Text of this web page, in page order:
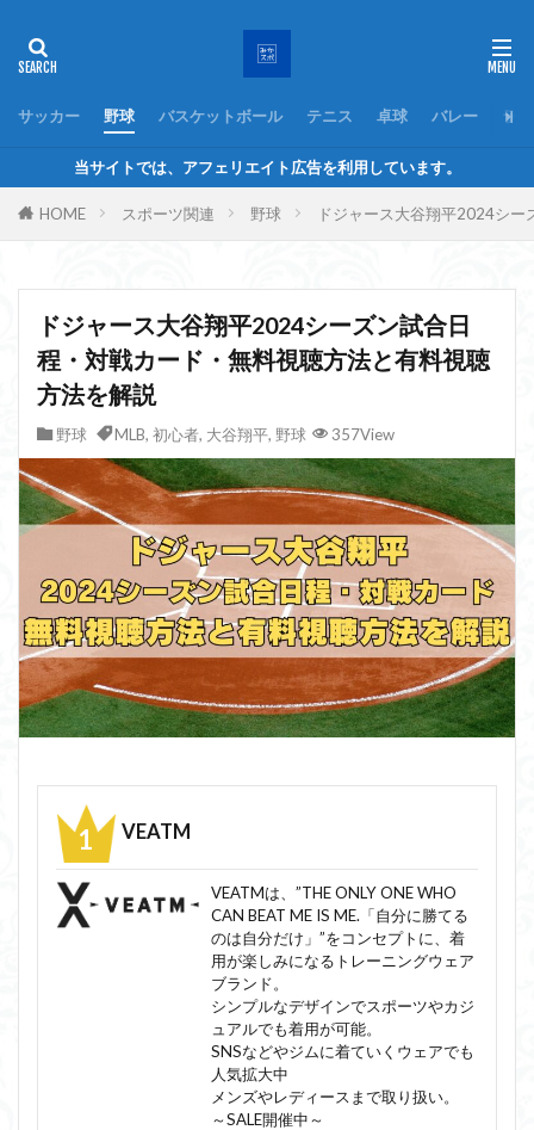
サッカー 野球 バスケットボール テニス 卓球 バレー ラ
当サイトでは、アフェリエイト広告を利用しています。
HOME スポーツ関連 野球 ドジャース大谷翔平2024シ
ドジャース大谷翔平2024シーズン試合日
程・対戦カード・無料視聴方法と有料視聴
方法を解説
野球 MLB, 初心者, 大谷翔平, 野球 357View
VEATM
VEATMは、”THE ONLY ONE WHO
CAN BEAT ME IS ME.「自分に勝てる
のは自分だけ」”をコンセプトに、着
用が楽しみになるトレーニングウェア
ブランド。
シンプルなデザインでスポーツやカジ
ュアルでも着用が可能。
SNSなどやジムに着ていくウェアでも
人気拡大中
メンズやレディースまで取り扱い。
～SALE開催中～